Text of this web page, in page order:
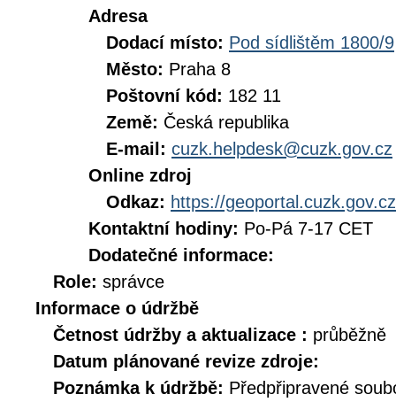
Adresa
Dodací místo: Pod sídlištěm 1800/9
Město: Praha 8
Poštovní kód: 182 11
Země: Česká republika
E-mail: cuzk.helpdesk@cuzk.gov.cz
Online zdroj
Odkaz: https://geoportal.cuzk.gov.cz
Kontaktní hodiny: Po-Pá 7-17 CET
Dodatečné informace:
Role: správce
Informace o údržbě
Četnost údržby a aktualizace : průběžně
Datum plánované revize zdroje:
Poznámka k údržbě: Předpřipravené